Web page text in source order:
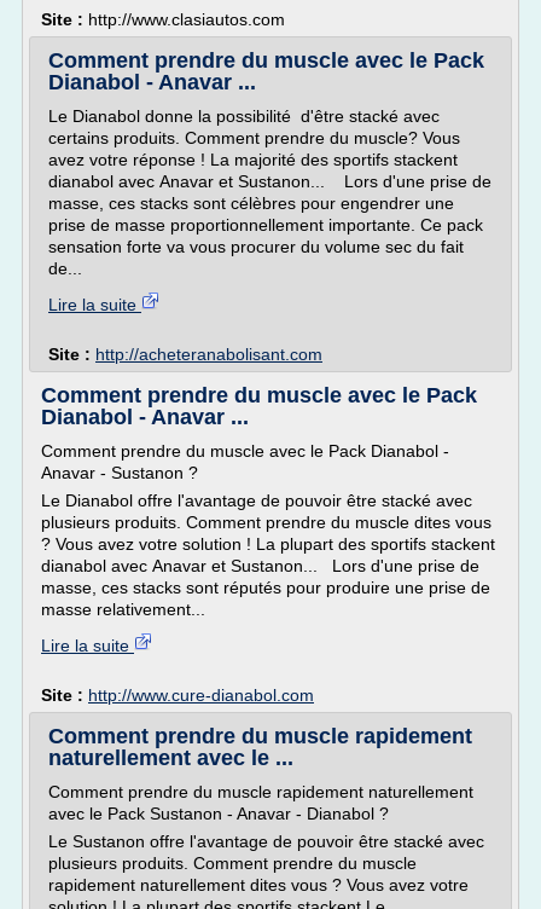
Site : http://www.clasiautos.com
Comment prendre du muscle avec le Pack
Dianabol - Anavar ...
Le Dianabol donne la possibilité d'être stacké avec
certains produits. Comment prendre du muscle? Vous
avez votre réponse ! La majorité des sportifs stackent
dianabol avec Anavar et Sustanon... Lors d'une prise de
masse, ces stacks sont célèbres pour engendrer une
prise de masse proportionnellement importante. Ce pack
sensation forte va vous procurer du volume sec du fait
de...
Lire la suite
Site : http://acheteranabolisant.com
Comment prendre du muscle avec le Pack
Dianabol - Anavar ...
Comment prendre du muscle avec le Pack Dianabol -
Anavar - Sustanon ?
Le Dianabol offre l'avantage de pouvoir être stacké avec
plusieurs produits. Comment prendre du muscle dites vous
? Vous avez votre solution ! La plupart des sportifs stackent
dianabol avec Anavar et Sustanon... Lors d'une prise de
masse, ces stacks sont réputés pour produire une prise de
masse relativement...
Lire la suite
Site : http://www.cure-dianabol.com
Comment prendre du muscle rapidement
naturellement avec le ...
Comment prendre du muscle rapidement naturellement
avec le Pack Sustanon - Anavar - Dianabol ?
Le Sustanon offre l'avantage de pouvoir être stacké avec
plusieurs produits. Comment prendre du muscle
rapidement naturellement dites vous ? Vous avez votre